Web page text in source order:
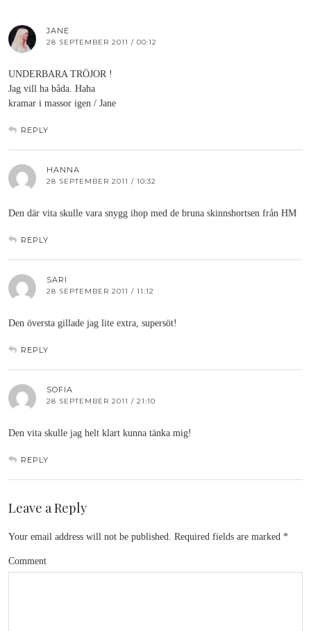
JANE
28 SEPTEMBER 2011 / 00:12
UNDERBARA TRÖJOR !
Jag vill ha båda. Haha
kramar i massor igen / Jane
REPLY
HANNA
28 SEPTEMBER 2011 / 10:32
Den där vita skulle vara snygg ihop med de bruna skinnshortsen från HM
REPLY
SARI
28 SEPTEMBER 2011 / 11:12
Den översta gillade jag lite extra, supersöt!
REPLY
SOFIA
28 SEPTEMBER 2011 / 21:10
Den vita skulle jag helt klart kunna tänka mig!
REPLY
Leave a Reply
Your email address will not be published. Required fields are marked *
Comment